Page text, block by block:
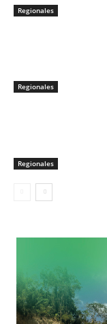
Regionales
Regionales
Regionales